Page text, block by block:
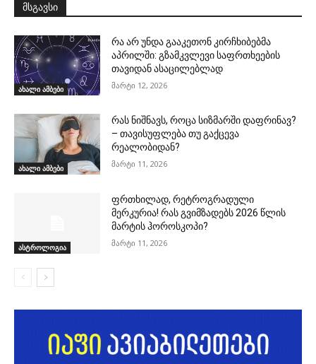
მსგავსი
ახალი ამბები
რა არ უნდა გააკეთონ კირჩხიბებმა
აპრილში: გზამკვლევი საფრთხეების
თავიდან ასაცილებლად
მარტი 12, 2026
ახალი ამბები
რას ნიშნავს, როცა სიზმარში დაფრინავ?
– თავისუფლება თუ გაქცევა
რეალობიდან?
მარტი 11, 2026
ასტროლოგია
ფრთხილად, რეტროგრადული
მერკურია! რას გვიმზადებს 2026 წლის
მარტის ჰოროსკოპი?
მარტი 11, 2026